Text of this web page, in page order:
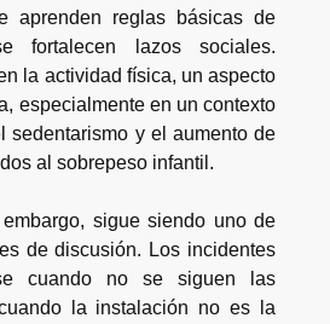
aprenden reglas básicas de
fortalecen lazos sociales.
la actividad física, un aspecto
especialmente en un contexto
sedentarismo y el aumento de
al sobrepeso infantil.
sigue siendo uno de
de discusión. Los incidentes
cuando no se siguen las
la instalación no es la